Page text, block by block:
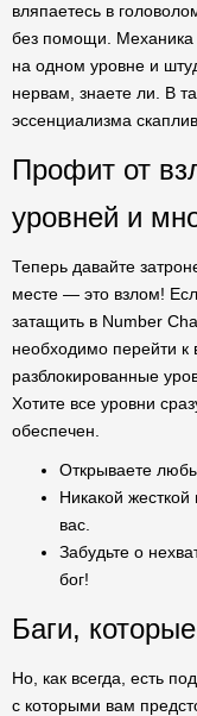
вляпаетесь в
без помощи. Механика
на одном уровне и
нервам, знаете ли. В
эссенциализма
Профит от
уровней и
Теперь давайте
месте — это взлом!
затащить в Number
необходимо перейти
разблокированные
Хотите все уровни
обеспечен.
Открываете
Никакой
вас.
Забудьте о
бог!
Баги,
Но, как всегда, есть
с которыми вам